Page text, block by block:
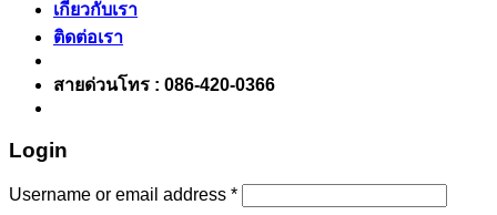
เกี่ยวกับเรา
ติดต่อเรา
สายด่วนโทร : 086-420-0366
Login
Username or email address *